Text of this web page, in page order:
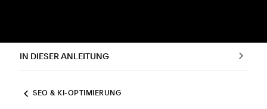
IN DIESER ANLEITUNG
SEO & KI-OPTIMIERUNG